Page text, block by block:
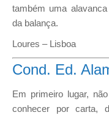
também uma
da balança.
Loures – Lisboa
Cond. Ed.
Em primeiro lugar,
conhecer por carta,